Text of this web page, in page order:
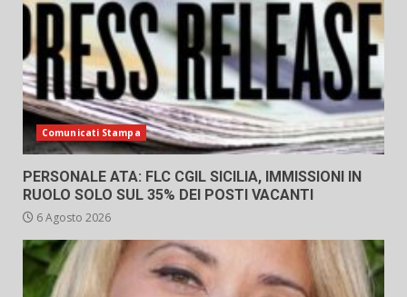
Comunicati Stampa
PERSONALE ATA: FLC CGIL SICILIA, IMMISSIONI IN
RUOLO SOLO SUL 35% DEI POSTI VACANTI
6 Agosto 2026